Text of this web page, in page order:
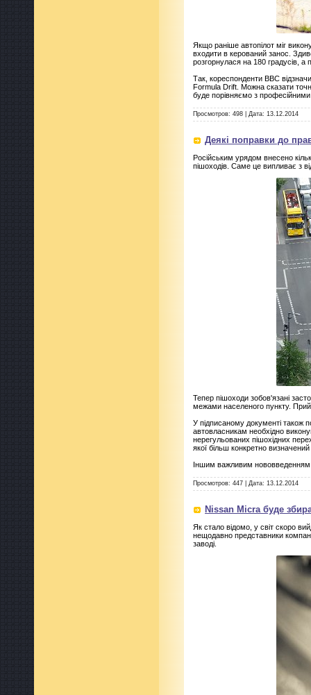
Якщо раніше автопілот міг
входити в керований занос.
розгорнулася на 180 градусів,
Так, кореспонденти BBC
Formula Drift. Можна сказати
буде порівняємо з
Просмотров: 498 Дата: 13.12.2014
Деякі поправки до
Російським урядом внесено
пішоходів. Саме це випливає з
Тепер пішоходи зобов'язані
межами населеного пункту.
У підписаному документі також
автовласникам необхідно
нерегульованих пішохідних
якої більш конкретно
Іншим важливим
Просмотров: 447 Дата: 13.12.2014
Nissan Micra буде
Як стало відомо, у світ скоро
нещодавно представники
заводі.